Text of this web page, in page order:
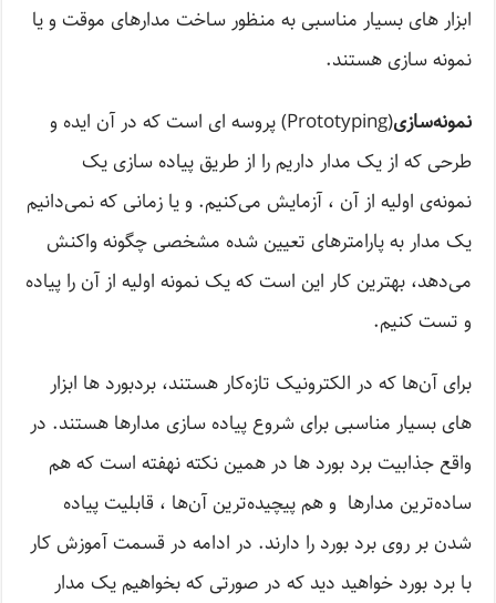
ابزار های بسیار مناسبی به منظور ساخت مدارهای موقت و یا
نمونه سازی هستند.
نمونه‌سازی
(Prototyping) پروسه ای است که در آن ایده‌ و
طرحی که از یک مدار داریم را از طریق پیاده سازی یک
نمونه‌ی اولیه از آن ، آزمایش می‌کنیم. و یا زمانی که نمی‌دانیم
یک مدار به پارامترهای تعیین شده مشخصی چگونه واکنش
می‌دهد، بهترین کار این است که یک نمونه اولیه از آن را پیاده
و تست کنیم.
برای آن‌ها که در الکترونیک تازه‌کار هستند، بردبورد ها ابزار
های بسیار مناسبی برای شروع پیاده سازی مدارها هستند. در
واقع جذابیت برد بورد ها در همین نکته نهفته است که هم
ساده‌ترین مدارها و هم پیچیده‌ترین آن‌ها ، قابلیت پیاده
شدن بر روی برد بورد را دارند. در ادامه در قسمت آموزش کار
با برد بورد خواهید دید که در صورتی که بخواهیم یک مدار